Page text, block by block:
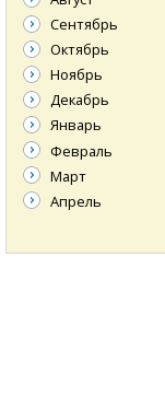
Сентябрь
Октябрь
Ноябрь
Декабрь
Январь
Февраль
Март
Апрель